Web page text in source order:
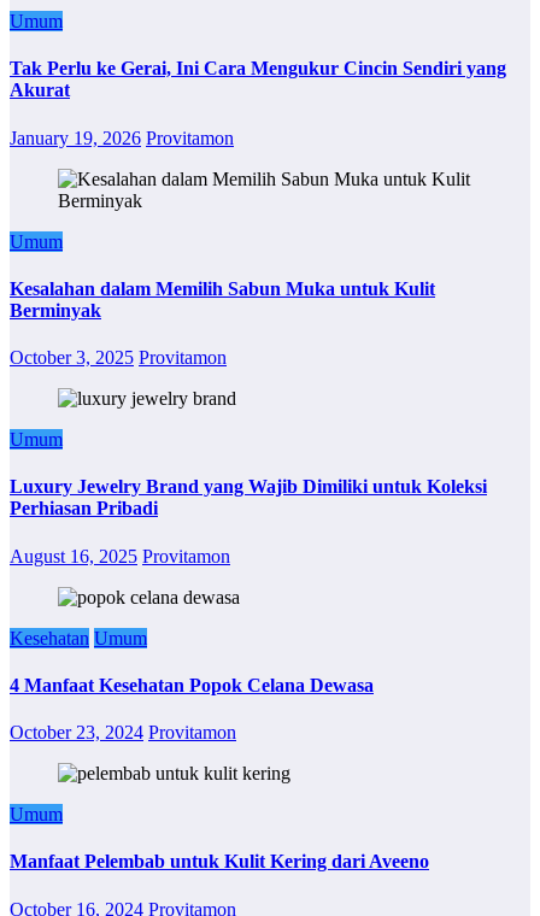
Umum
Tak Perlu ke Gerai, Ini Cara Mengukur Cincin Sendiri yang
Akurat
January 19, 2026 Provitamon
Umum
Kesalahan dalam Memilih Sabun Muka untuk Kulit
Berminyak
October 3, 2025 Provitamon
Umum
Luxury Jewelry Brand yang Wajib Dimiliki untuk Koleksi
Perhiasan Pribadi
August 16, 2025 Provitamon
Kesehatan Umum
4 Manfaat Kesehatan Popok Celana Dewasa
October 23, 2024 Provitamon
Umum
Manfaat Pelembab untuk Kulit Kering dari Aveeno
October 16, 2024 Provitamon